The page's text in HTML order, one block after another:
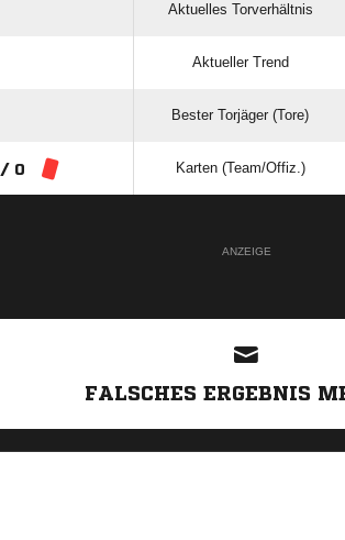
Aktuelles Torverhältnis
Aktueller Trend
Bester Torjäger (Tore)
0 Karten (Team/Offiz.)
ANZEIGE
FALSCHES ERGEBNIS